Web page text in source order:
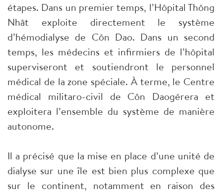
étapes. Dans un premier temps, l’Hôpital Thông
Nhât exploite directement le système
d’hémodialyse de Côn Dao. Dans un second
temps, les médecins et infirmiers de l’hôpital
superviseront et soutiendront le personnel
médical de la zone spéciale. À terme, le Centre
médical militaro-civil de Côn Daogérera et
exploitera l’ensemble du système de manière
autonome.
Il a précisé que la mise en place d’une unité de
dialyse sur une île est bien plus complexe que
sur le continent, notamment en raison des